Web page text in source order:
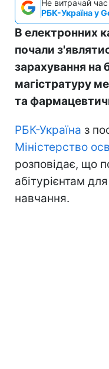
Не витрачай
РБК-Україна у
В електронних
почали
зарахування на
магістратуру
та
РБК-Україна з
Міністерство
розповідає, що
абітурієнтам
навчання.